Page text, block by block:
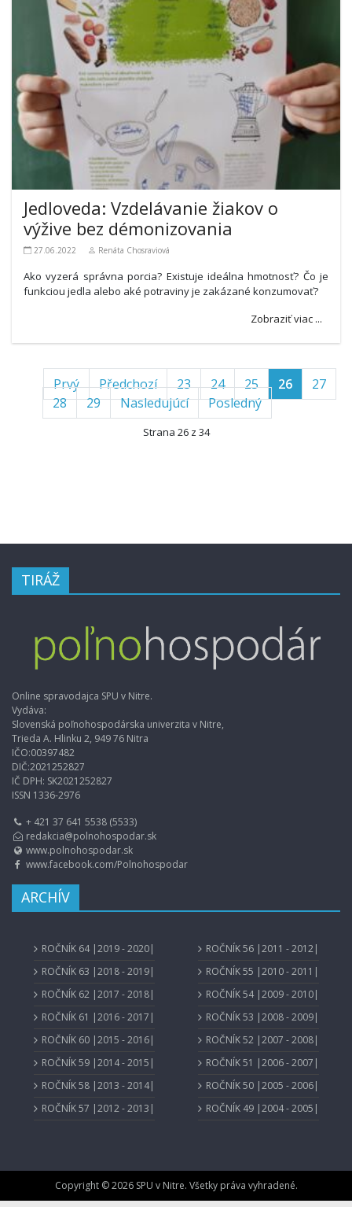
Jedloveda: Vzdelávanie žiakov o
výžive bez démonizovania
27.06.2022 Renáta Chosraviová
Ako vyzerá správna porcia? Existuje ideálna hmotnosť? Čo je
funkciou jedla alebo aké potraviny je zakázané konzumovať?
Zobraziť viac ...
Strana 26 z 34
Prvý Předchozí 23 24 25 26
27
28
29 Nasledujúcí Posledný
TIRÁŽ
Online spravodajca SPU v Nitre.
Vydáva:
Slovenská poľnohospodárska univerzita v Nitre,
Trieda A. Hlinku 2, 949 76 Nitra
IČO:00397482
DIČ:2021252827
IČ DPH: SK2021252827
ISSN 1336-2976
+ 421 37 641 5538 (5533)
redakcia@polnohospodar.sk
www.polnohospodar.sk
www.facebook.com/Polnohospodar
ARCHÍV
ROČNÍK 64 |2019 - 2020|
ROČNÍK 63 |2018 - 2019|
ROČNÍK 62 |2017 - 2018|
ROČNÍK 61 |2016 - 2017|
ROČNÍK 60 |2015 - 2016|
ROČNÍK 59 |2014 - 2015|
ROČNÍK 58 |2013 - 2014|
ROČNÍK 57 |2012 - 2013|
ROČNÍK 56 |2011 - 2012|
ROČNÍK 55 |2010 - 2011|
ROČNÍK 54 |2009 - 2010|
ROČNÍK 53 |2008 - 2009|
ROČNÍK 52 |2007 - 2008|
ROČNÍK 51 |2006 - 2007|
ROČNÍK 50 |2005 - 2006|
ROČNÍK 49 |2004 - 2005|
Copyright © 2026 SPU v Nitre. Všetky práva vyhradené.